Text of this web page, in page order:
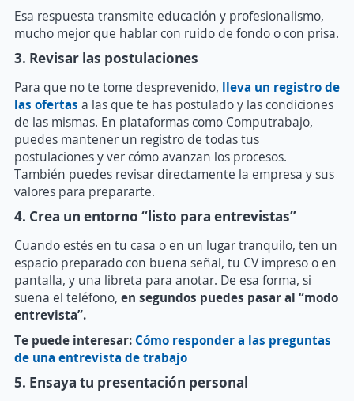
Esa respuesta transmite educación y profesionalismo,
mucho mejor que hablar con ruido de fondo o con prisa.
3. Revisar las postulaciones
Para que no te tome desprevenido, lleva un registro de
las ofertas a las que te has postulado y las condiciones
de las mismas. En plataformas como Computrabajo,
puedes mantener un registro de todas tus
postulaciones y ver cómo avanzan los procesos.
También puedes revisar directamente la empresa y sus
valores para prepararte.
4. Crea un entorno “listo para entrevistas”
Cuando estés en tu casa o en un lugar tranquilo, ten un
espacio preparado con buena señal, tu CV impreso o en
pantalla, y una libreta para anotar. De esa forma, si
suena el teléfono, en segundos puedes pasar al “modo
entrevista”.
Te puede interesar: Cómo responder a las preguntas
de una entrevista de trabajo
5. Ensaya tu presentación personal